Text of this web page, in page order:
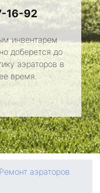
16-92
инвентарем
доберется до
аэраторов в
время.
Ремонт аэраторов